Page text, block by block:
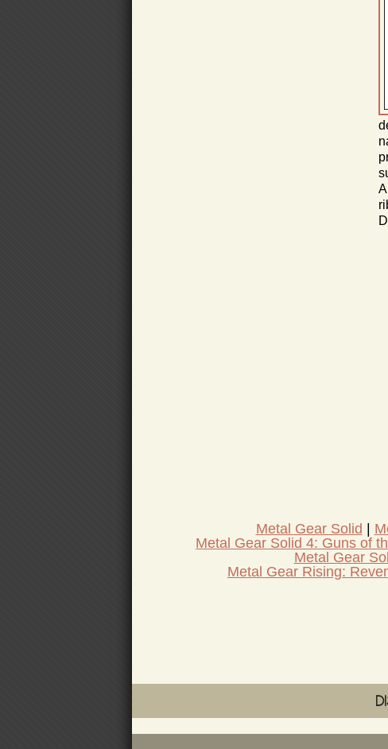
Metal Gear Solid
Metal Gear Solid 4: Guns of
Metal Gear
Metal Gear Rising: